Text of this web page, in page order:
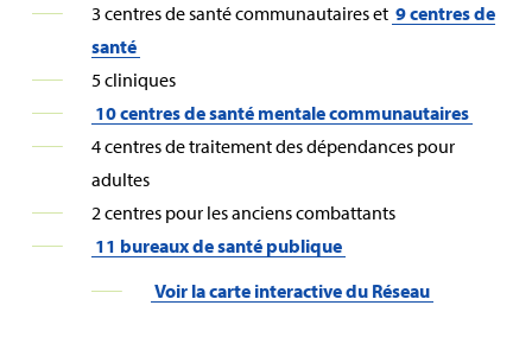
3 centres de santé communautaires et 9 centres de
santé
5 cliniques
10 centres de santé mentale communautaires
4 centres de traitement des dépendances pour
adultes
2 centres pour les anciens combattants
11 bureaux de santé publique
Voir la carte interactive du Réseau